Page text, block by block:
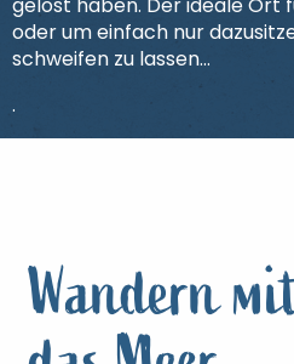
oder um einfach nur
schweifen zu lassen…
.
Wandern